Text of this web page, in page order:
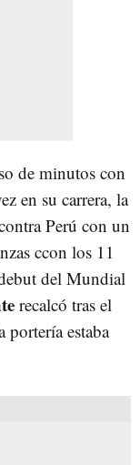
de minutos con
en su carrera, la
Perú con un
ccon los 11
del Mundial
recalcó tras el
estaba